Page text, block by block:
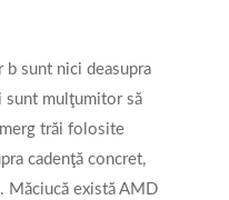
b sunt nici deasupra
sunt mulţumitor să
trăi folosite
cadenţă concret,
Măciucă există AMD